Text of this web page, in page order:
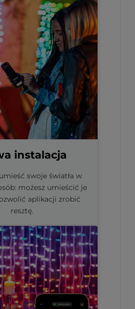
instalacja
swoje światła w
możesz umieścić je
aplikacji zrobić
resztę.